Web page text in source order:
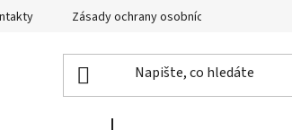
Zásady ochrany osobních údajů